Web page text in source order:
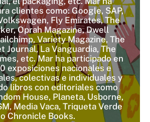
clientes como: Google, SAP,
Fly Emirates, The
Oprah Magazine, Dwell
Variety Magazine, The
Journal, La Vanguardia, The
etc. Mar ha participado en
exposiciones nacionales e
colectivas e individuales y
libros con editoriales como
House, Planeta, Usborne,
Media Vaca, Triqueta Verde
o Chronicle Books.